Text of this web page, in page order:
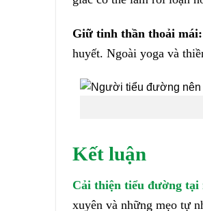
Giữ tinh thần thoải mái:
huyết. Ngoài yoga và
Kết luận
Cải thiện tiểu đường tại
xuyên và những mẹo tự